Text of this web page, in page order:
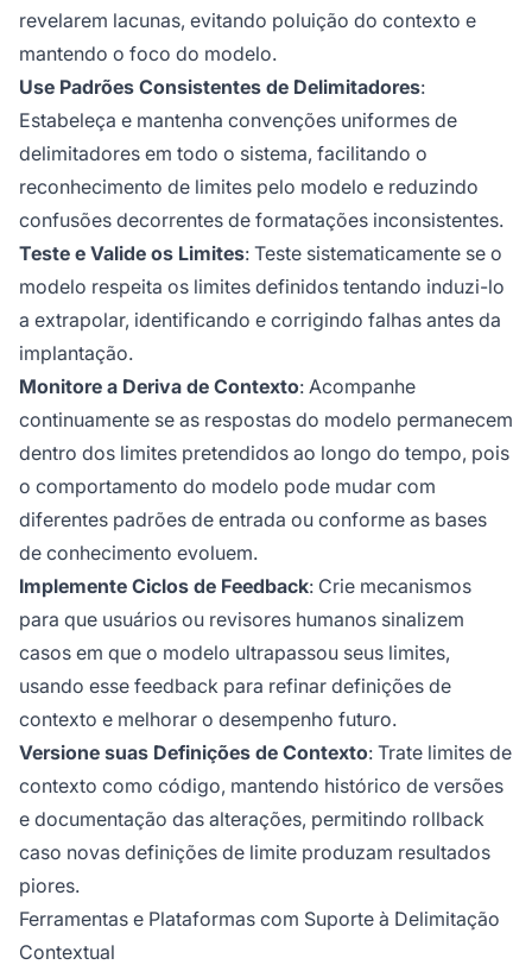
revelarem lacunas, evitando poluição do contexto e
mantendo o foco do modelo.
Use Padrões Consistentes de Delimitadores:
Estabeleça e mantenha convenções uniformes de
delimitadores em todo o sistema, facilitando o
reconhecimento de limites pelo modelo e reduzindo
confusões decorrentes de formatações inconsistentes.
Teste e Valide os Limites: Teste sistematicamente se o
modelo respeita os limites definidos tentando induzi-lo
a extrapolar, identificando e corrigindo falhas antes da
implantação.
Monitore a Deriva de Contexto: Acompanhe
continuamente se as respostas do modelo permanecem
dentro dos limites pretendidos ao longo do tempo, pois
o comportamento do modelo pode mudar com
diferentes padrões de entrada ou conforme as bases
de conhecimento evoluem.
Implemente Ciclos de Feedback: Crie mecanismos
para que usuários ou revisores humanos sinalizem
casos em que o modelo ultrapassou seus limites,
usando esse feedback para refinar definições de
contexto e melhorar o desempenho futuro.
Versione suas Definições de Contexto: Trate limites de
contexto como código, mantendo histórico de versões
e documentação das alterações, permitindo rollback
caso novas definições de limite produzam resultados
piores.
Ferramentas e Plataformas com Suporte à Delimitação
Contextual